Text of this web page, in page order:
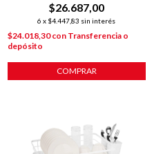
$26.687,00
6 x $4.447,83 sin interés
$24.018,30con Transferencia o
depósito
COMPRAR